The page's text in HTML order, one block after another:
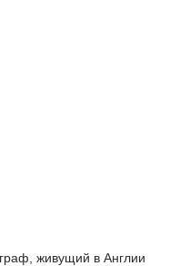
живущий в Англии